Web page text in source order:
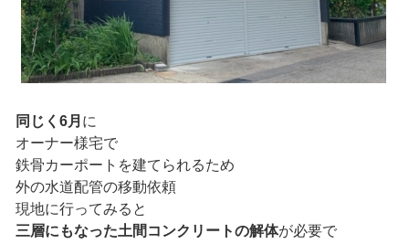
同じく6月 に
オーナー様宅で
鉄骨カーポートを建てられるため
外の水道配管の移動依頼
現地に行ってみると
三層にもなった土間コンクリートの解体が必要で